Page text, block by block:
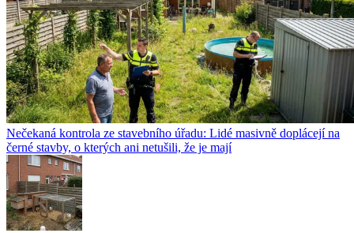
Nečekaná kontrola ze stavebního úřadu: Lidé masivně doplácejí na
černé stavby, o kterých ani netušili, že je mají